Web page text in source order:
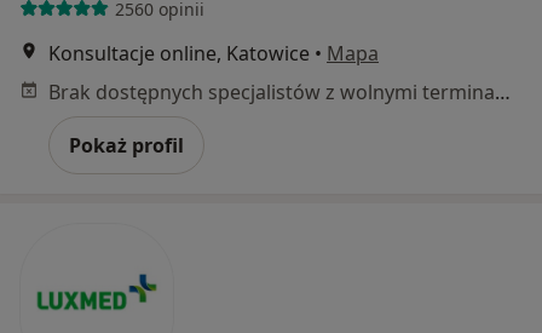
2560 opinii
Konsultacje online, Katowice • Mapa
Brak dostępnych specjalistów z wolnymi terminami w tym centrum medycznym.
Pokaż profil